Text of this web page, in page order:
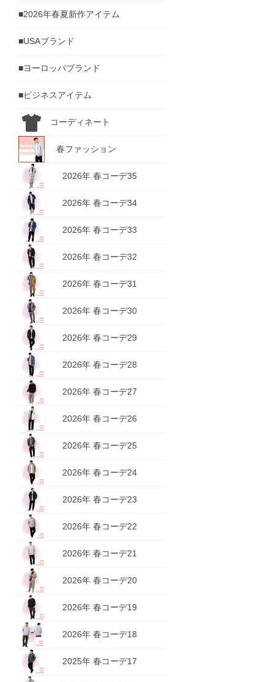
■2026年春夏新作アイテム
■USAブランド
■ヨーロッパブランド
■ビジネスアイテム
コーディネート
春ファッション
2026年 春コーデ35
2026年 春コーデ34
2026年 春コーデ33
2026年 春コーデ32
2026年 春コーデ31
2026年 春コーデ30
2026年 春コーデ29
2026年 春コーデ28
2026年 春コーデ27
2026年 春コーデ26
2026年 春コーデ25
2026年 春コーデ24
2026年 春コーデ23
2026年 春コーデ22
2026年 春コーデ21
2026年 春コーデ20
2026年 春コーデ19
2026年 春コーデ18
2025年 春コーデ17